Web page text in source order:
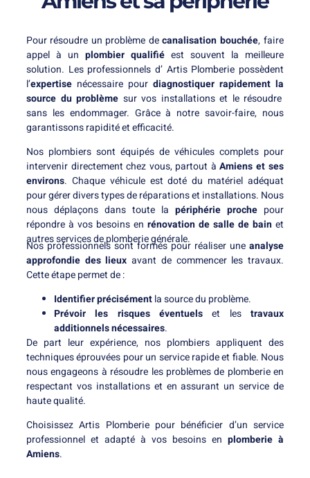
Pour résoudre un problème decanalisation bouchée, faire
appel à un plombier qualifié est souvent la meilleure
solution. Les professionnels d’ Artis Plomberie possèdent
l’expertise nécessaire pour diagnostiquer rapidement la
source du problème sur vos installations et le résoudre
sans les endommager. Grâce à notre savoir-faire, nous
garantissons rapidité et efficacité.
Nos plombiers sont équipés de véhicules complets pour
intervenir directement chez vous, partout à Amiens et ses
environs. Chaque véhicule est doté du matériel adéquat
pour gérer divers types de réparations et installations. Nous
nous déplaçons dans toute la périphérie proche pour
répondre à vos besoins en rénovation de salle de bain et
autres services de plomberie générale.
Nos professionnels sont formés pour réaliser une analyse
approfondie des lieux avant de commencer les travaux.
Cette étape permet de :
Identifier précisémentla source du problème.
Prévoir les risques éventuels et les travaux
additionnels nécessaires.
De part leur expérience, nos plombiers appliquent des
techniques éprouvées pour un service rapide et fiable. Nous
nous engageons à résoudre les problèmes de plomberie en
respectant vos installations et en assurant un service de
haute qualité.
Choisissez Artis Plomberie pour bénéficier d’un service
professionnel et adapté à vos besoins en plomberie à
Amiens.